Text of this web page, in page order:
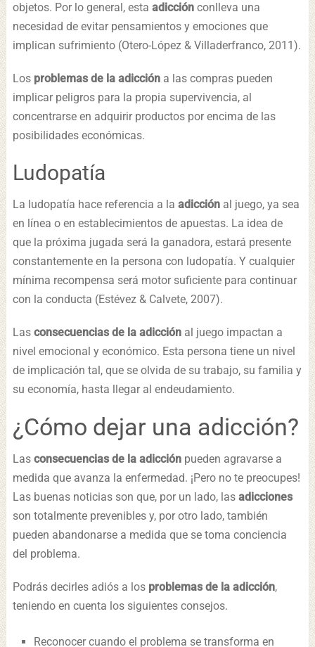
objetos. Por lo general, esta adicción conlleva una
necesidad de evitar pensamientos y emociones que
implican sufrimiento (Otero-López & Villaderfranco, 2011).
Los problemas de la adiccióna las compras pueden
implicar peligros para la propia supervivencia, al
concentrarse en adquirir productos por encima de las
posibilidades económicas.
Ludopatía
La ludopatía hace referencia a la adicción al juego, ya sea
en línea o en establecimientos de apuestas. La idea de
que la próxima jugada será la ganadora, estará presente
constantemente en la persona con ludopatía. Y cualquier
mínima recompensa será motor suficiente para continuar
con la conducta (Estévez & Calvete, 2007).
Las consecuencias de la adicciónal juego impactan a
nivel emocional y económico. Esta persona tiene un nivel
de implicación tal, que se olvida de su trabajo, su familia y
su economía, hasta llegar al endeudamiento.
¿Cómo dejar una adicción?
Las consecuencias de la adicciónpueden agravarse a
medida que avanza la enfermedad. ¡Pero no te preocupes!
Las buenas noticias son que, por un lado, las adicciones
son totalmente prevenibles y, por otro lado, también
pueden abandonarse a medida que se toma conciencia
del problema.
Podrás decirles adiós a los problemas de la adicción,
teniendo en cuenta los siguientes consejos.
Reconocer cuando el problema se transforma en